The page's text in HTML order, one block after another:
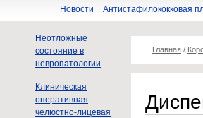
Новости Антистафилококковая
Неотложные
состояние в
невропатологии
Клиническая
оперативная
челюстно-лицевая
Главная /